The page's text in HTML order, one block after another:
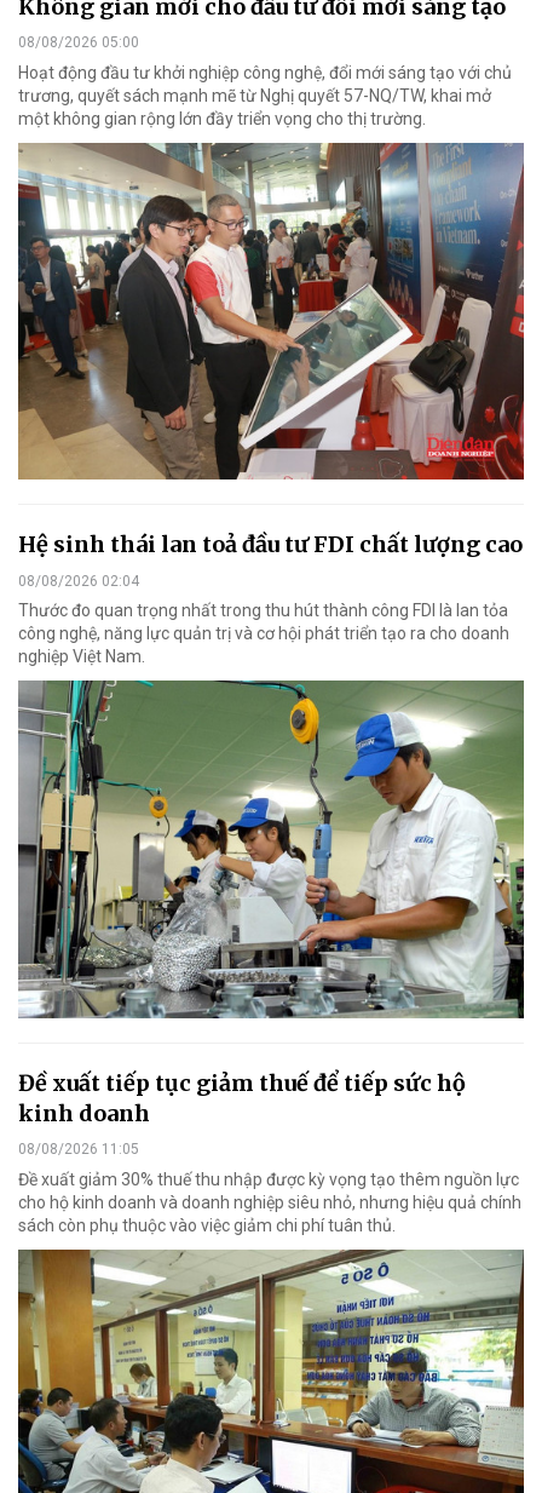
Không gian mới cho đầu tư đổi mới sáng tạo
08/08/2026 05:00
Hoạt động đầu tư khởi nghiệp công nghệ, đổi mới sáng tạo với chủ
trương, quyết sách mạnh mẽ từ Nghị quyết 57-NQ/TW, khai mở
một không gian rộng lớn đầy triển vọng cho thị trường.
Hệ sinh thái lan toả đầu tư FDI chất lượng cao
08/08/2026 02:04
Thước đo quan trọng nhất trong thu hút thành công FDI là lan tỏa
công nghệ, năng lực quản trị và cơ hội phát triển tạo ra cho doanh
nghiệp Việt Nam.
Đề xuất tiếp tục giảm thuế để tiếp sức hộ
kinh doanh
08/08/2026 11:05
Đề xuất giảm 30% thuế thu nhập được kỳ vọng tạo thêm nguồn lực
cho hộ kinh doanh và doanh nghiệp siêu nhỏ, nhưng hiệu quả chính
sách còn phụ thuộc vào việc giảm chi phí tuân thủ.